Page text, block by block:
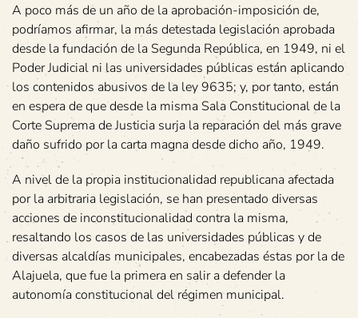
A poco más de un año de la aprobación-imposición de,
podríamos afirmar, la más detestada legislación aprobada
desde la fundación de la Segunda República, en 1949, ni el
Poder Judicial ni las universidades públicas están aplicando
los contenidos abusivos de la ley 9635; y, por tanto, están
en espera de que desde la misma Sala Constitucional de la
Corte Suprema de Justicia surja la reparación del más grave
daño sufrido por la carta magna desde dicho año, 1949.
A nivel de la propia institucionalidad republicana afectada
por la arbitraria legislación, se han presentado diversas
acciones de inconstitucionalidad contra la misma,
resaltando los casos de las universidades públicas y de
diversas alcaldías municipales, encabezadas éstas por la de
Alajuela, que fue la primera en salir a defender la
autonomía constitucional del régimen municipal.